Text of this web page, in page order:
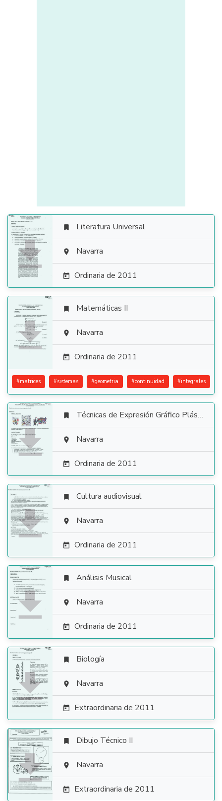

 Literatura Universal
 Navarra
 Ordinaria de 2011

 Matemáticas II
 Navarra
 Ordinaria de 2011
#matrices #sistemas #geometria #continuidad #integrales

 Técnicas de Expresión Gráfico Plástica
 Navarra
 Ordinaria de 2011

 Cultura audiovisual
 Navarra
 Ordinaria de 2011

 Análisis Musical
 Navarra
 Ordinaria de 2011

 Biología
 Navarra
 Extraordinaria de 2011

 Dibujo Técnico II
 Navarra
 Extraordinaria de 2011